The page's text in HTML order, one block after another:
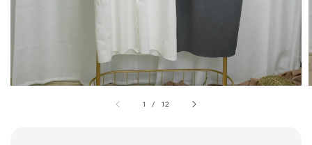
1 / 12